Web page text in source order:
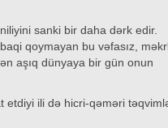
sanki bir daha dərk edir.
qoymayan bu vəfasız,
aşıq dünyaya bir gün onun
etdiyi ili də hicri-qəməri